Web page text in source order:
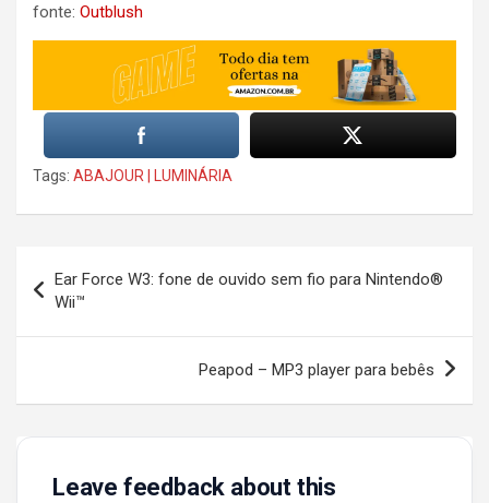
fonte: Outblush
Tags: ABAJOUR | LUMINÁRIA
navigation
Ear Force W3: fone de ouvido sem fio para Nintendo®
Wii™
Peapod – MP3 player para bebês
Leave feedback about this